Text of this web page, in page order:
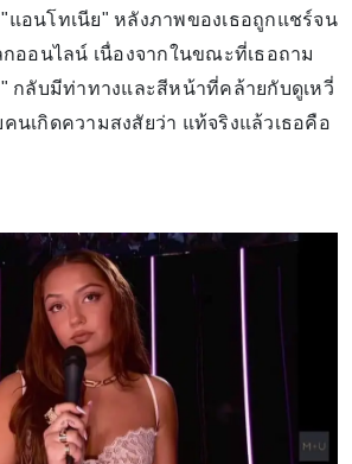
อนโทเนีย" หลังภาพของเธอถูกแชร์จน
กออนไลน์ เนื่องจากในขณะที่เธอถาม
กลับมีท่าทางและสีหน้าที่คล้ายกับดูเหวี่
นเกิดความสงสัยว่า แท้จริงแล้วเธอคือ